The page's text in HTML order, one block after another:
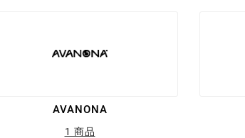
AVANONA
1 商品